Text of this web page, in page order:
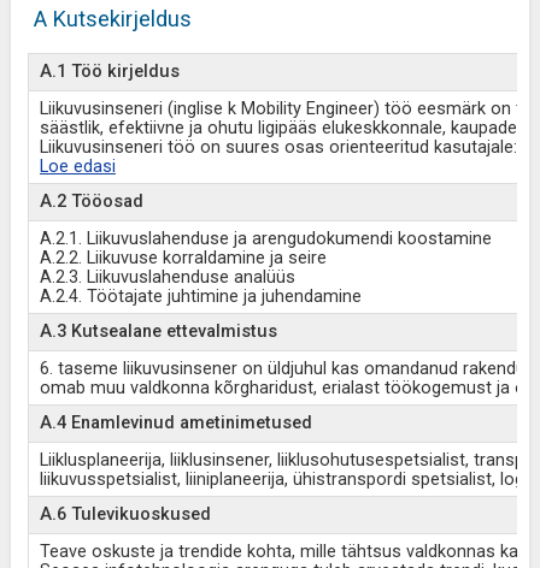
A Kutsekirjeldus
A.1 Töö kirjeldus
Liikuvusinseneri (inglise k Mobility Engineer) töö eesmärk on
säästlik, efektiivne ja ohutu ligipääs elukeskkonnale, kaupadele
Liikuvusinseneri töö on suures osas orienteeritud kasutajale:
Loe edasi
A.2 Tööosad
A.2.1. Liikuvuslahenduse ja arengudokumendi koostamine
A.2.2. Liikuvuse korraldamine ja seire
A.2.3. Liikuvuslahenduse analüüs
A.2.4. Töötajate juhtimine ja juhendamine
A.3 Kutsealane ettevalmistus
6. taseme liikuvusinsener on üldjuhul kas omandanud
omab muu valdkonna kõrgharidust, erialast töökogemust ja
A.4 Enamlevinud ametinimetused
Liiklusplaneerija, liiklusinsener, liiklusohutusespetsialist,
liikuvusspetsialist, liiniplaneerija, ühistranspordi spetsialist,
A.6 Tulevikuoskused
Teave oskuste ja trendide kohta, mille tähtsus valdkonnas